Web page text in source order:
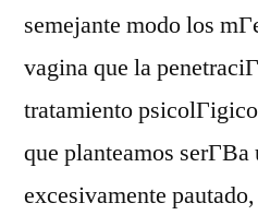
semejante modo los
vagina que la
tratamiento
que planteamos serГ­В­a
excesivamente